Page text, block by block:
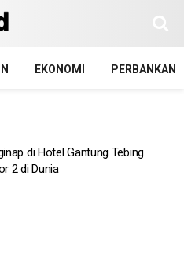
EKONOMI PERBANKAN
di Hotel Gantung Tebing
2 di Dunia